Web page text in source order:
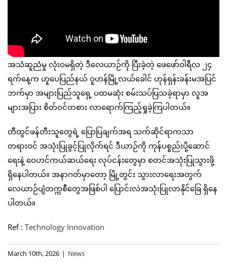
အသံဆူညံမှု လုံးဝမရှိတဲ့ ဒီလေယာဉ်ကို ပြီးခဲ့တဲ့ ဖေဖော်ဝါရီလ ၂၄
ရက်နေ့က ဟူပေပြည်နယ် ဝူဟန်မြို့လယ်ခေါင် ဟုန်ရှန်းခန်းမအပြင်
ဘက်မှာ အများပြည်သူရှေ့ ပထမဆုံး စမ်းသပ်ပြသခဲ့ရာမှာ လူအ
များအပြား စိတ်ဝင်တစား လာရောက်ကြည့်ရှုခဲ့ကြပါတယ်။
တီထွင်ဖန်တီးသူတွေရဲ့ ပြောပြချက်အရ သက်ဆိုင်ရာကသာ
တရားဝင် အသုံးပြုခွင့်ပြုလိုက်ရင် ဒီယာဉ်ကို ကုန်ပစ္စည်းပို့ဆောင်
ရေးနဲ့ ဝေဟင်ကယ်ဆယ်ရေး လုပ်ငန်းတွေမှာ စတင်အသုံးပြုသွားဖို့
ရှိနေပါတယ်။ အနာဂတ်မှာတော့ မြို့တွင်း သွားလာရေးအတွက်
လေယာဉ်ပျံတက္ကစီတွေအဖြစ်ပါ ပြောင်းလဲအသုံးပြုလာနိုင်ခြေ ရှိနေ
ပါတယ်။
Ref : Technology Innovation
March 10th, 2026 | News